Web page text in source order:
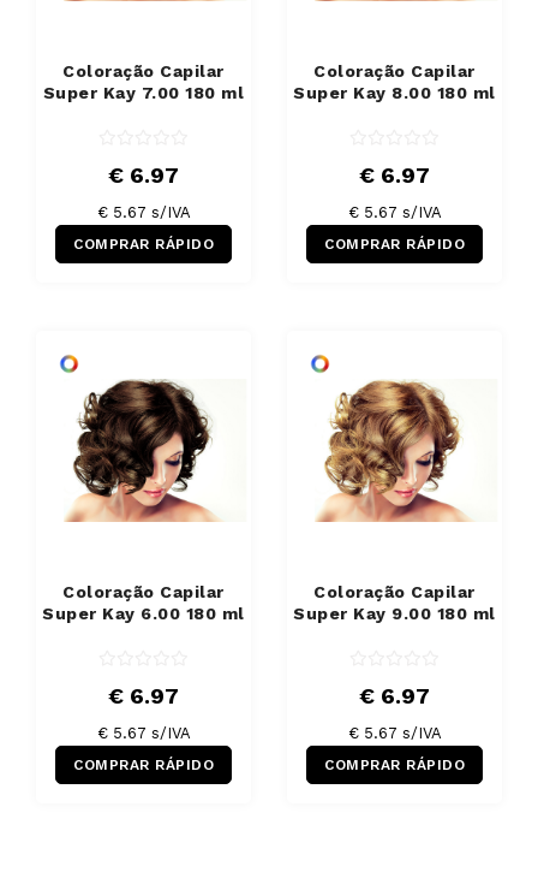
Coloração Capilar
Super Kay 7.00 180 ml
€ 6.97
€ 5.67 s/IVA
COMPRAR RÁPIDO
Coloração Capilar
Super Kay 8.00 180 ml
€ 6.97
€ 5.67 s/IVA
COMPRAR RÁPIDO
Coloração Capilar
Super Kay 6.00 180 ml
€ 6.97
€ 5.67 s/IVA
COMPRAR RÁPIDO
Coloração Capilar
Super Kay 9.00 180 ml
€ 6.97
€ 5.67 s/IVA
COMPRAR RÁPIDO